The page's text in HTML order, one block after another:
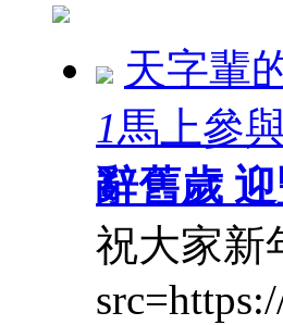
天字輩
1馬上參
辭舊歲
祝大家新